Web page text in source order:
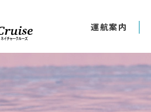
運航案内